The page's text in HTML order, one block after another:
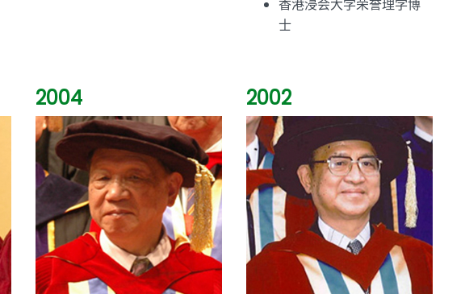
香港浸会大学荣誉理学博
士
2004 2002